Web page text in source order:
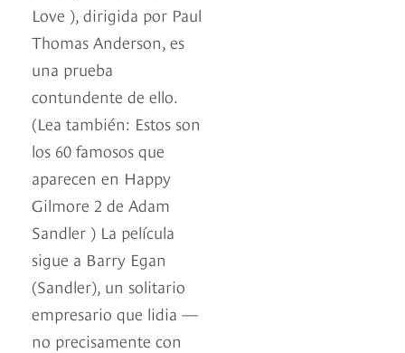
Love ), dirigida por Paul
Thomas Anderson, es
una prueba
contundente de ello.
(Lea también: Estos son
los 60 famosos que
aparecen en Happy
Gilmore 2 de Adam
Sandler ) La película
sigue a Barry Egan
(Sandler), un solitario
empresario que lidia —
no precisamente con